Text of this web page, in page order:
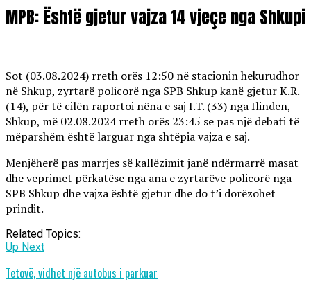
MPB: Është gjetur vajza 14 vjeçe nga Shkupi
Sot (03.08.2024) rreth orës 12:50 në stacionin hekurudhor
në Shkup, zyrtarë policorë nga SPB Shkup kanë gjetur K.R.
(14), për të cilën raportoi nëna e saj I.T. (33) nga Ilinden,
Shkup, më 02.08.2024 rreth orës 23:45 se pas një debati të
mëparshëm është larguar nga shtëpia vajza e saj.
Menjëherë pas marrjes së kallëzimit janë ndërmarrë masat
dhe veprimet përkatëse nga ana e zyrtarëve policorë nga
SPB Shkup dhe vajza është gjetur dhe do t’i dorëzohet
prindit.
Related Topics:
Up Next
Tetovë, vidhet një autobus i parkuar